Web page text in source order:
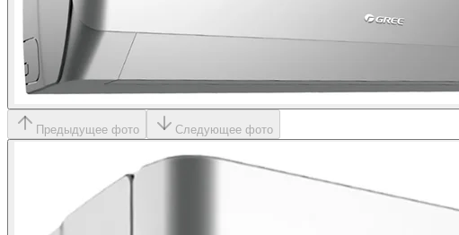
Предыдущее фото Следующее фото